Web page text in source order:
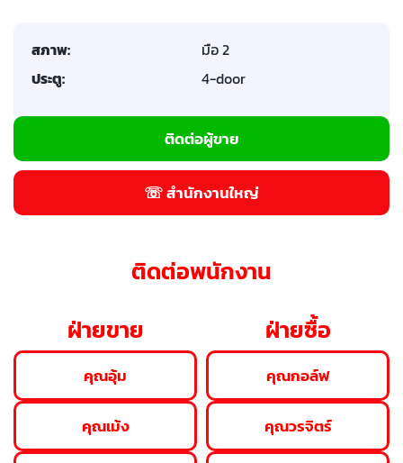
สภาพ:
มือ 2
ประตู:
4-door
ติดต่อผู้ขาย
☏ สำนักงานใหญ่
ติดต่อพนักงาน
ฝ่ายขาย
คุณอุ้ม
คุณเม้ง
ฝ่ายซื้อ
คุณกอล์ฟ
คุณวรจิตร์